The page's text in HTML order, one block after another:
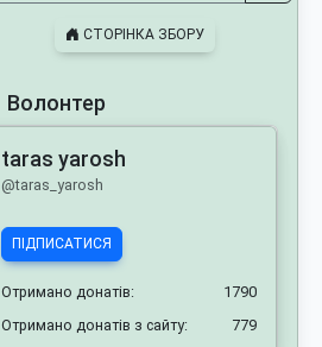
СТОРІНКА ЗБОРУ
Волонтер
taras yarosh
@taras_yarosh
ПІДПИСАТИСЯ
Отримано донатів:
1790
Отримано донатів з сайту:
779